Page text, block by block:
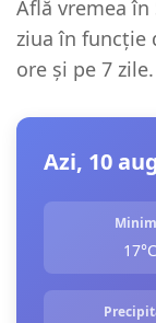
Află vremea
ziua în funcție
ore și pe 7 zile.
Azi, 10
17°C